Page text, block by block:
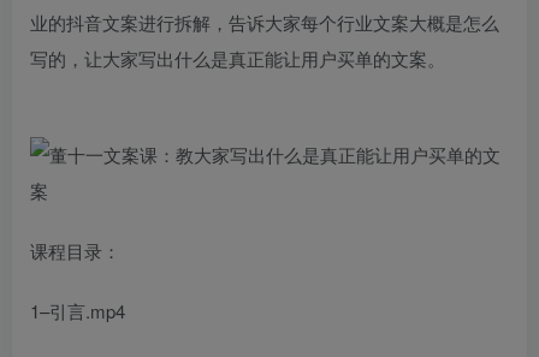
业的抖音文案进行拆解，告诉大家每个行业文案大概是怎么
写的，让大家写出什么是真正能让用户买单的文案。
课程目录：
1–引言.mp4